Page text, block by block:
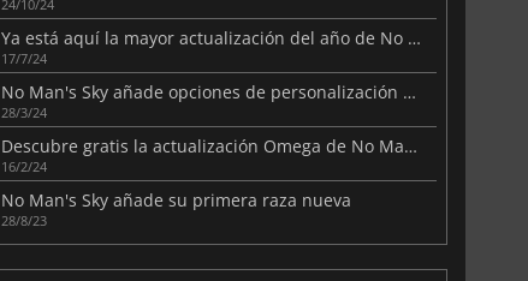
24/10/24
Ya está aquí la mayor actualización del año de No Man's Sky
17/7/24
No Man's Sky añade opciones de personalización para tu nave espacial
28/3/24
Descubre gratis la actualización Omega de No Man's Sky
16/2/24
No Man's Sky añade su primera raza nueva
28/8/23